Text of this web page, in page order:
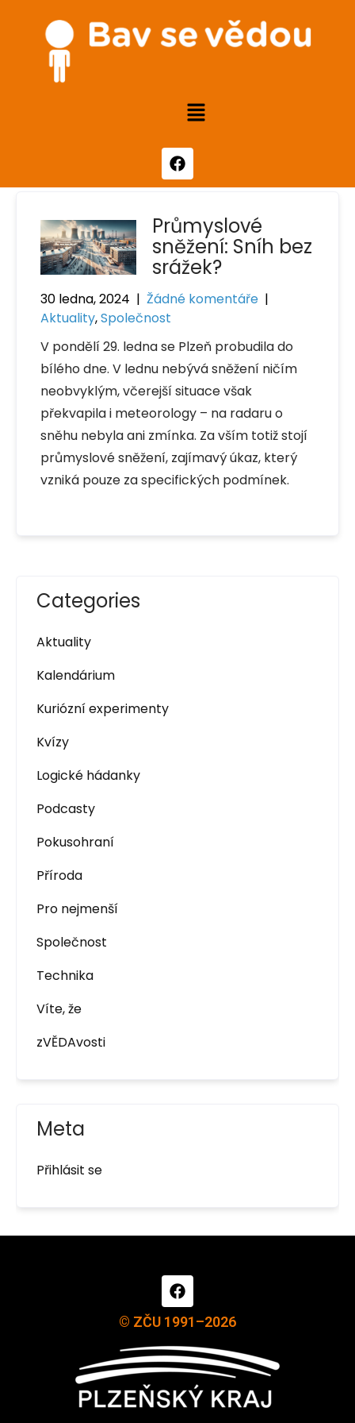
Průmyslové
sněžení: Sníh bez
srážek?
30 ledna, 2024 | Žádné komentáře |
Aktuality,Společnost
V pondělí 29. ledna se Plzeň probudila do
bílého dne. V lednu nebývá sněžení ničím
neobvyklým, včerejší situace však
překvapila i meteorology – na radaru o
sněhu nebyla ani zmínka. Za vším totiž stojí
průmyslové sněžení, zajímavý úkaz, který
vzniká pouze za specifických podmínek.
Categories
Aktuality
Kalendárium
Kuriózní experimenty
Kvízy
Logické hádanky
Podcasty
Pokusohraní
Příroda
Pro nejmenší
Společnost
Technika
Víte, že
zVĚDAvosti
Meta
Přihlásit se
© ZČU 1991–2026